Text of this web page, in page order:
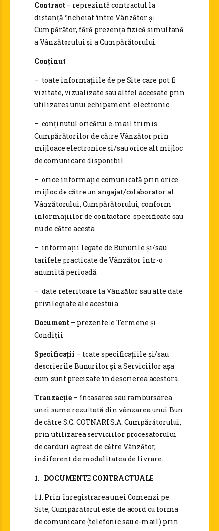
Contract – reprezintă contractul la
distanță încheiat între Vânzător și
Cumpărător, fără prezența fizică simultană
a Vânzătorului și a Cumpărătorului.
Conținut
– toate informațiile de pe Site care pot fi
vizitate, vizualizate sau altfel accesate prin
utilizarea unui echipament electronic
– conținutul oricărui e-mail trimis
Cumpărătorilor de către Vânzător prin
mijloace electronice și/sau orice alt mijloc
de comunicare disponibil
– orice informație comunicată prin orice
mijloc de către un angajat/colaborator al
Vânzătorului, Cumpărătorului, conform
informațiilor de contactare, specificate sau
nu de către acesta
– informații legate de Bunurile și/sau
tarifele practicate de Vânzător într-o
anumită perioadă
– date referitoare la Vânzător sau alte date
privilegiate ale acestuia.
Document – prezentele Termene și
Condiții
Specificații – toate specificațiile și/sau
descrierile Bunurilor și a Serviciilor așa
cum sunt precizate în descrierea acestora.
Tranzacție – încasarea sau rambursarea
unei sume rezultată din vânzarea unui Bun
de către S.C. COTNARI S.A. Cumpărătorului,
prin utilizarea serviciilor procesatorului
de carduri agreat de către Vânzător,
indiferent de modalitatea de livrare.
1. DOCUMENTE CONTRACTUALE
1.1. Prin înregistrarea unei Comenzi pe
Site, Cumpărătorul este de acord cu forma
de comunicare (telefonic sau e-mail) prin